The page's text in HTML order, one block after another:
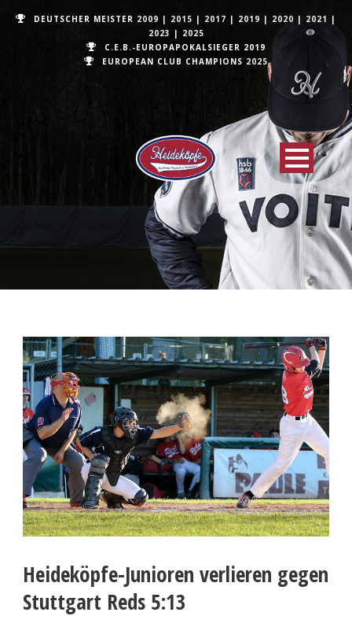
DEUTSCHER MEISTER 2009 | 2015 | 2017 | 2019 | 2020 | 2021 |
2023 | 2025
C.E.B.-EUROPAPOKALSIEGER 2019
EUROPEAN CLUB CHAMPIONS 2025
Heideköpfe-Junioren verlieren gegen
Stuttgart Reds 5:13